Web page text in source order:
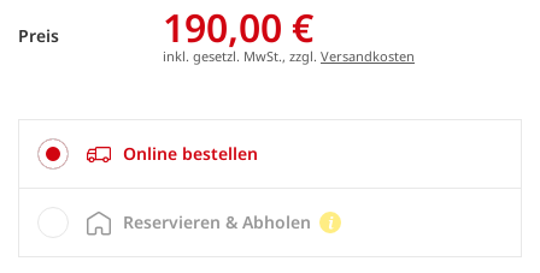
Preis 190,00 €
inkl. gesetzl. MwSt., zzgl. Versandkosten
Online bestellen
Reservieren & Abholen